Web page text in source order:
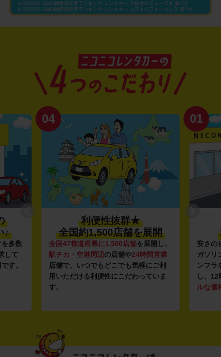
♪
を多数
して
す。
04
利便性抜群★
全国約1,500店舗を展開
全国47都道府県に1,500店舗を展開し、
駅チカ・空港周辺 の店舗や24時間営業
店舗で、いつでもどこでも気軽にご利
用いただける利便性にこだわっていま
す。
01
安さの
ガソリ
ンフラ
し、
ルな価